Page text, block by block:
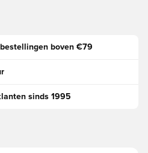
boven €79
sinds 1995